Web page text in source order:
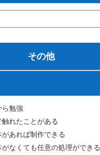
その他
勉強
れたことがある
があれば制作できる
がなくても任意の処理ができる